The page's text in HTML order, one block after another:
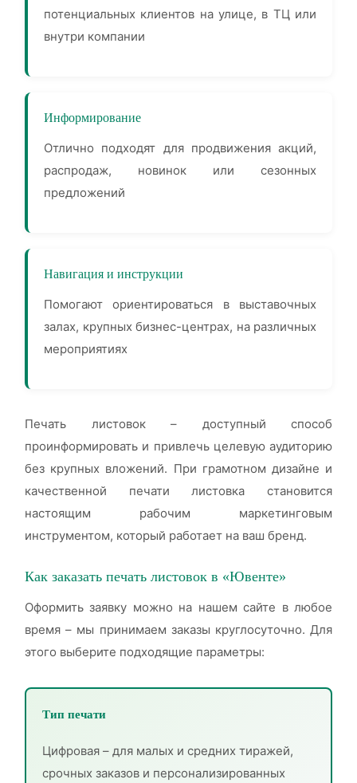
потенциальных клиентов на улице, в ТЦ или
внутри компании
Информирование
Отлично подходят для продвижения акций,
распродаж, новинок или сезонных
предложений
Навигация и инструкции
Помогают ориентироваться в выставочных
залах, крупных бизнес-центрах, на различных
мероприятиях
Печать листовок – доступный способ
проинформировать и привлечь целевую аудиторию
без крупных вложений. При грамотном дизайне и
качественной печати листовка становится
настоящим рабочим маркетинговым
инструментом, который работает на ваш бренд.
Как заказать печать листовок в «Ювенте»
Оформить заявку можно на нашем сайте в любое
время – мы принимаем заказы круглосуточно. Для
этого выберите подходящие параметры:
Тип печати
Цифровая – для малых и средних тиражей,
срочных заказов и персонализированных